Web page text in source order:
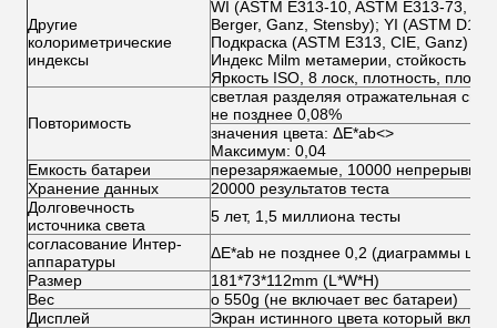
Другие
колориметрические
индексы
WI (ASTM E313-10, ASTM E313-73,
Berger, Ganz, Stensby); YI (ASTM
Подкраска (ASTM E313, CIE, Ganz)
Индекс Milm метамерии, стойкость
Яркость ISO, 8 лоск, плотность,
Повторимость
светлая разделяя отражательная
не позднее 0,08%
значения цвета: ΔE*ab<>
Максимум: 0,04
Емкость батареи
перезаряжаемые, 10000 непрерывных
Хранение данных
20000 результатов теста
Долговечность
источника света
5 лет, 1,5 миллиона тесты
согласование Интер-
аппаратуры
ΔE*ab не позднее 0,2 (диаграммы
Размер
181*73*112mm (L*W*H)
Вес
о 550g (не включает вес батареи)
Дисплей
Экран истинного цвета который